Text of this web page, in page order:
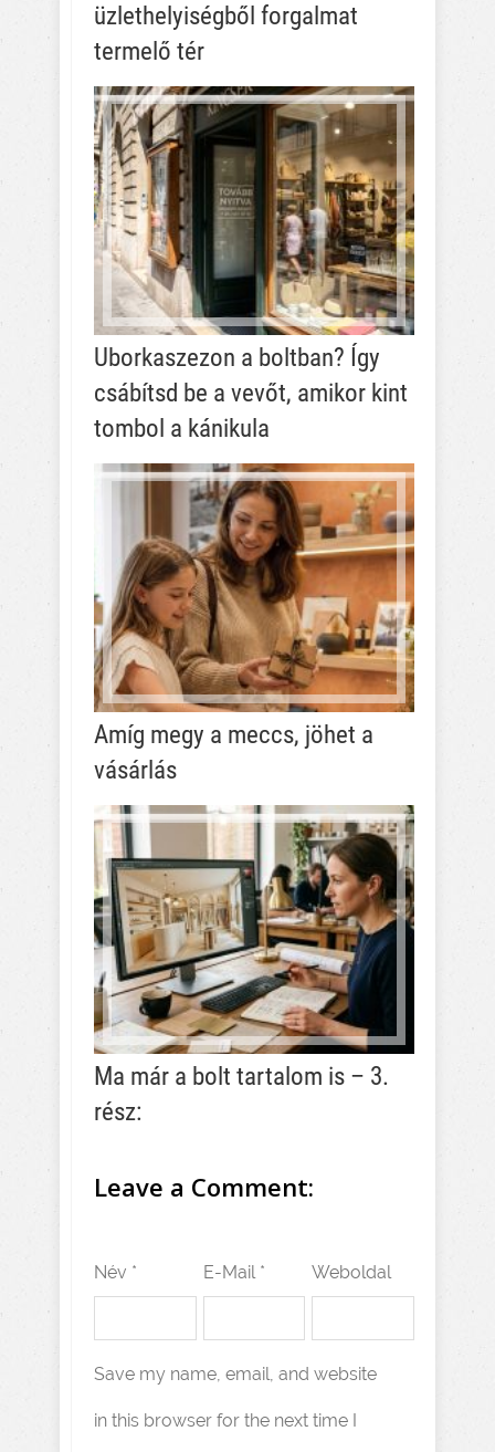
üzlethelyiségből forgalmat
termelő tér
Uborkaszezon a boltban? Így
csábítsd be a vevőt, amikor kint
tombol a kánikula
Amíg megy a meccs, jöhet a
vásárlás
Ma már a bolt tartalom is – 3.
rész:
Leave a Comment:
Név * E-Mail * Weboldal
Save my name, email, and website
in this browser for the next time I